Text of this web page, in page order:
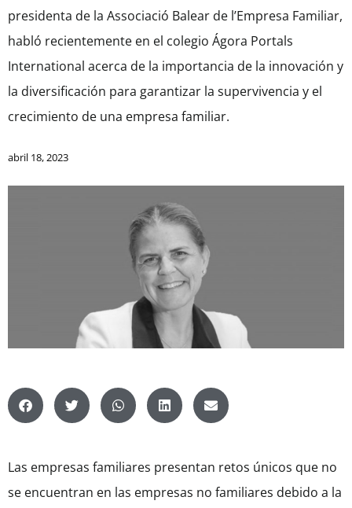
presidenta de la Associació Balear de l’Empresa Familiar,
habló recientemente en el colegio Ágora Portals
International acerca de la importancia de la innovación y
la diversificación para garantizar la supervivencia y el
crecimiento de una empresa familiar.
abril 18, 2023
Las empresas familiares presentan retos únicos que no
se encuentran en las empresas no familiares debido a la